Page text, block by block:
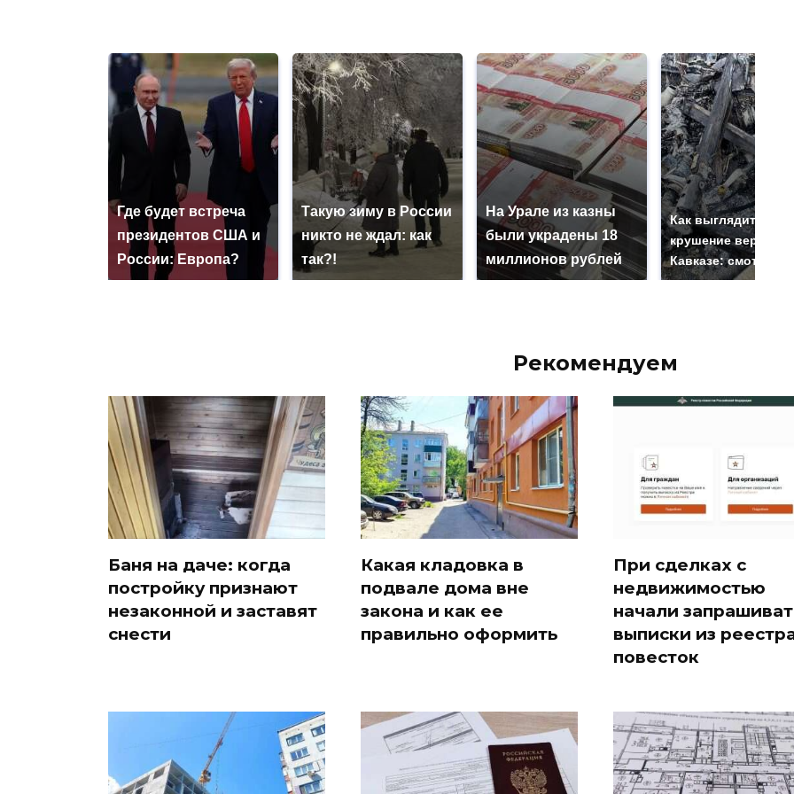
Где будет встреча
президентов США и
России: Европа?
Такую зиму в России
никто не ждал: как
так?!
На Урале из казны
были украдены 18
миллионов рублей
Как выглядит место
крушение
Кавказе: смотреть
Рекомендуем
Баня на даче: когда
постройку признают
незаконной и заставят
снести
Какая кладовка в
подвале дома вне
закона и как ее
правильно оформить
При сделках с
недвижимостью
начали
выписки из
повесток